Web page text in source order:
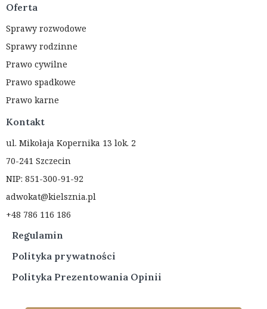
Oferta
Sprawy rozwodowe
Sprawy rodzinne
Prawo cywilne
Prawo spadkowe
Prawo karne
Kontakt
ul. Mikołaja Kopernika 13 lok. 2
70-241 Szczecin
NIP: 851-300-91-92
adwokat@kielsznia.pl
+48 786 116 186
Regulamin
Polityka prywatności
Polityka Prezentowania Opinii